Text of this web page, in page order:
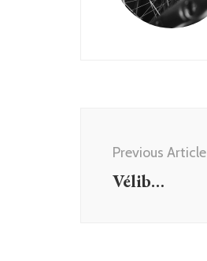
Navigation
Previous Article
Vélib…